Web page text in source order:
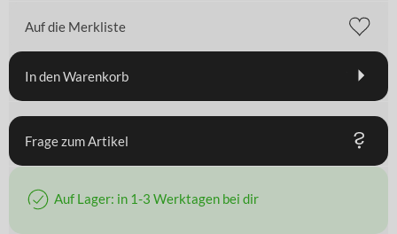
Auf die Merkliste
In den Warenkorb
Frage zum Artikel
Auf Lager: in 1-3 Werktagen bei dir